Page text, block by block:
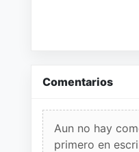
Comentarios
Aun no hay
primero en